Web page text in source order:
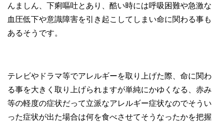
んましん、下痢嘔吐とあり、酷い時には呼吸困難や急激な
血圧低下や意識障害を引き起こしてしまい命に関わる事も
あるそうです。
テレビやドラマ等でアレルギーを取り上げた際、命に関わ
る事を大きく取り上げられますが単純にかゆくなる、赤み
等の軽度の症状だって立派なアレルギー症状なのでそうい
った症状が出た場合は何を食べさせてそうなったかを把握